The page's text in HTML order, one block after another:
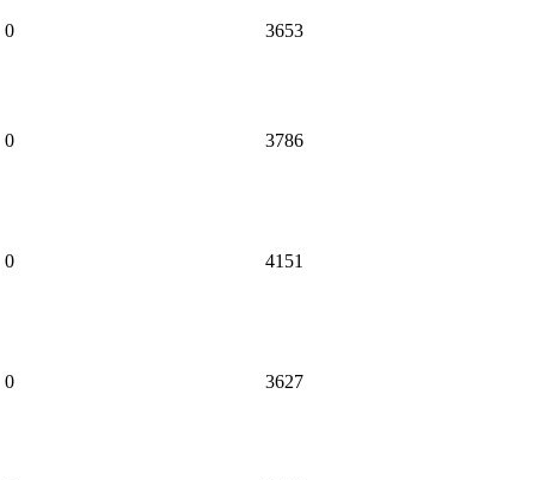
0 3653
0 3786
0 4151
0 3627